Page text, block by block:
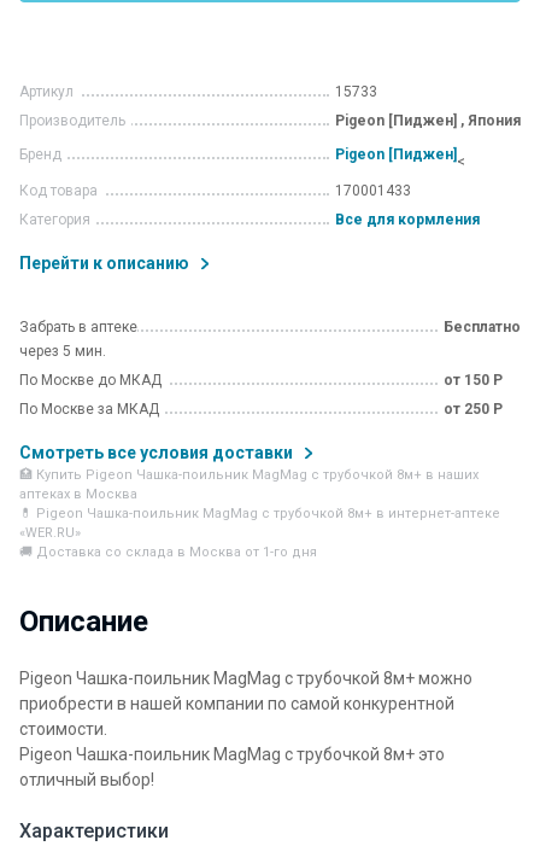
Артикул
15733
Производитель
Pigeon [Пиджен] , Япония
Бренд
Pigeon [Пиджен] <
Код товара
170001433
Категория
Все для кормления
Перейти к описанию
Забрать в аптеке
через 5 мин.
Бесплатно
По Москве до МКАД
от 150 Р
По Москве за МКАД
от 250 Р
Смотреть все условия доставки
🏥 Купить Pigeon Чашка-поильник MagMag с трубочкой 8м+ в наших
аптеках в Москва
💊 Pigeon Чашка-поильник MagMag с трубочкой 8м+ в интернет-аптеке
«WER.RU»
🚚 Доставка со склада в Москва от 1-го дня
Описание
Pigeon Чашка-поильник MagMag с трубочкой 8м+ можно
приобрести в нашей компании по самой конкурентной
стоимости.
Pigeon Чашка-поильник MagMag с трубочкой 8м+ это
отличный выбор!
Характеристики